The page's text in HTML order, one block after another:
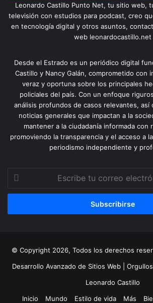
Leonardo Castillo Punto Net, tu sitio web,
televisión con estudios para podcast, creo
en tecnología digital y otros asuntos,
web leonardocastillo.net
Desde el Estrado es un periódico digital
Castillo y Nancy Galán, comprometido con
veraz y oportuna sobre los principales
policiales del país. Con un enfoque
análisis profundos de casos relevantes, así
noticias generales que impactan a la
mantener a la ciudadanía informada con
promoviendo la transparencia y el acceso a
periodismo independiente y
correo
© Copyright 2026, Todos los derechos
Desarrollo Avanzado de Sitios Web |
Leonardo Castillo
Inicio
Mundo Estilo de vida Más